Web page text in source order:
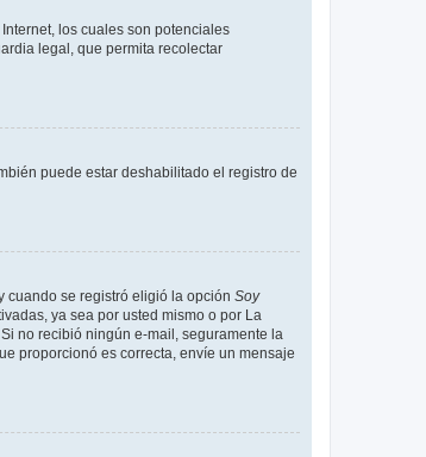
los cuales son potenciales
legal, que permita recolectar
puede estar deshabilitado el registro de
cuando se registró eligió la opción Soy
ya sea por usted mismo o por La
no recibió ningún e-mail, seguramente la
proporcionó es correcta, envíe un mensaje